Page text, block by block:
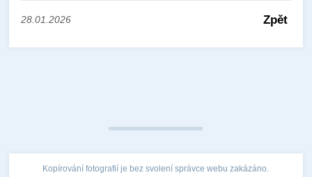
28.01.2026 Zpět
Kopírování fotografií je bez svolení správce webu zakázáno.